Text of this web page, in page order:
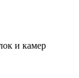
и камер